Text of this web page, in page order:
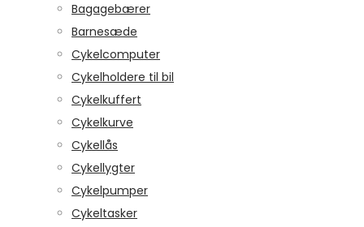
Bagagebærer
Barnesæde
Cykelcomputer
Cykelholdere til bil
Cykelkuffert
Cykelkurve
Cykellås
Cykellygter
Cykelpumper
Cykeltasker